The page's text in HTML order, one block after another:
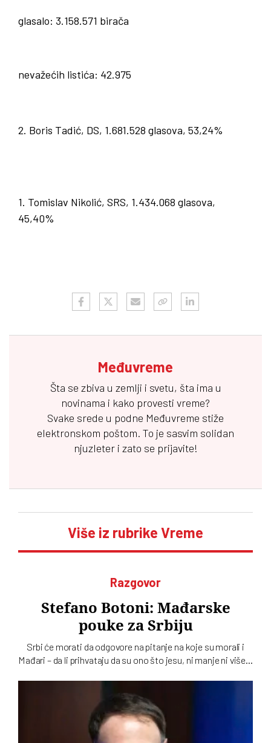
glasalo: 3.158.571 birača
nevažećih listića: 42.975
2. Boris Tadić, DS, 1.681.528 glasova, 53,24%
1. Tomislav Nikolić, SRS, 1.434.068 glasova,
45,40%
Međuvreme
Šta se zbiva u zemlji i svetu, šta ima u
novinama i kako provesti vreme?
Svake srede u podne Međuvreme stiže
elektronskom poštom. To je sasvim solidan
njuzleter i zato se prijavite!
Više iz rubrike Vreme
Razgovor
Stefano Botoni: Mađarske
pouke za Srbiju
Srbi će morati da odgovore na pitanje na koje su morali i
Mađari – da li prihvataju da su ono što jesu, ni manje ni više…
Mađarskoj